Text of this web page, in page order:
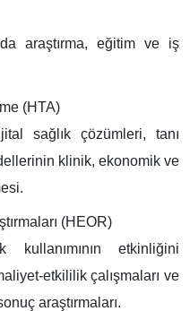
araştırma, eğitim ve iş
(HTA)
sağlık çözümleri, tanı
klinik, ekonomik ve
(HEOR)
kullanımının etkinliğini
etkililik çalışmaları ve
araştırmaları.